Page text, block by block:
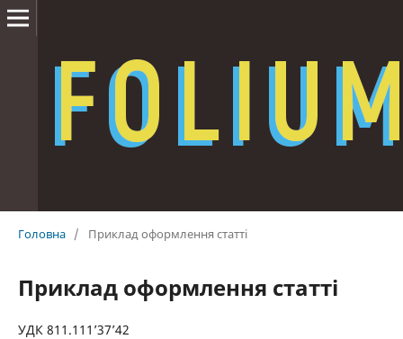
Головна / Приклад оформлення статті
Приклад оформлення статті
УДК 811.111’37’42